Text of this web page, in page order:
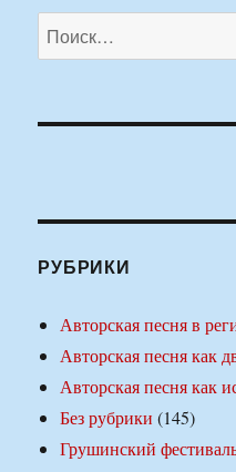
Искать:
РУБРИКИ
Авторская песня в
Авторская песня как
Авторская песня как
Без рубрики (145)
Грушинский